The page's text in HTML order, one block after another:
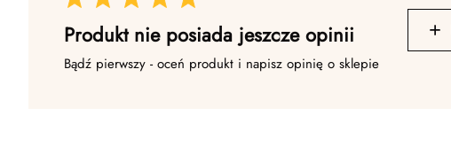
Produkt nie posiada jeszcze opinii
Bądź pierwszy - oceń produkt i napisz opinię o sklepie